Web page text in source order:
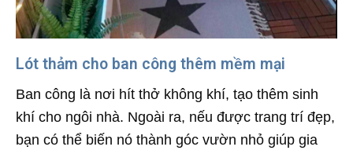
Lót thảm cho ban công thêm mềm mại
Ban công là nơi hít thở không khí, tạo thêm sinh
khí cho ngôi nhà. Ngoài ra, nếu được trang trí đẹp,
bạn có thể biến nó thành góc vườn nhỏ giúp gia